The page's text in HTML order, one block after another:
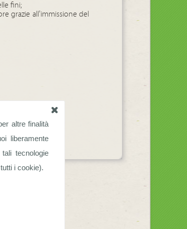
altre finalità
liberamente
tecnologie
i cookie).
fini;
grazie all'immissione del